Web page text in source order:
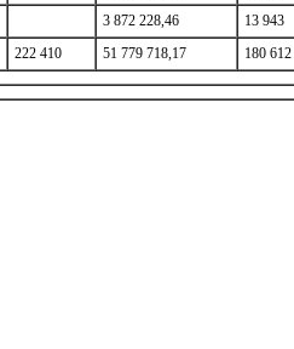
3 872 228,46
13 943
222 410 51 779 718,17 180 612